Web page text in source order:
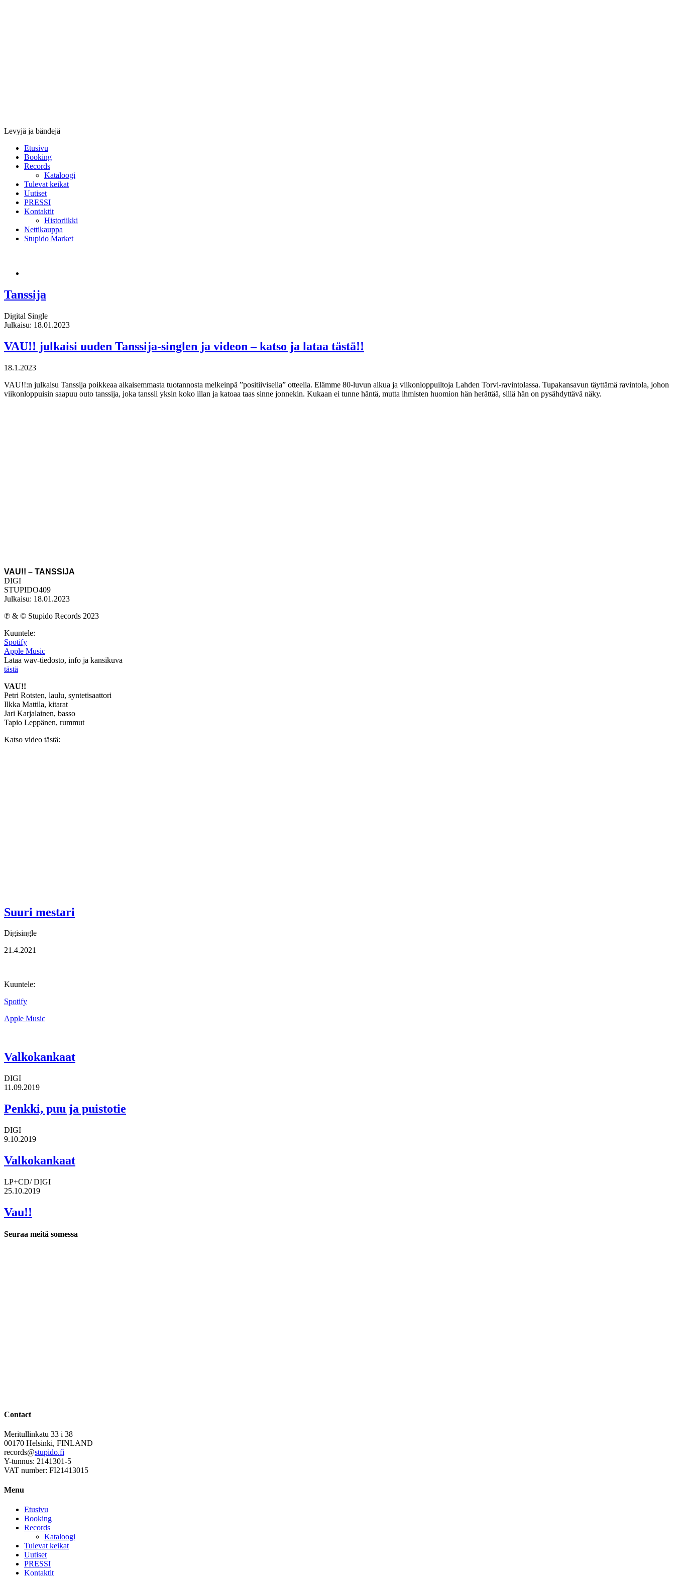
Levyjä ja bändejä
Etusivu
Booking
Records
Kataloogi
Tulevat keikat
Uutiset
PRESSI
Kontaktit
Historiikki
Nettikauppa
Stupido Market
Tanssija
Digital Single
Julkaisu: 18.01.2023
VAU!! julkaisi uuden Tanssija-singlen ja videon – katso ja lataa tästä!!
18.1.2023
VAU!!:n julkaisu Tanssija poikkeaa aikaisemmasta tuotannosta melkeinpä ”positiivisella” otteella. Elämme 80-luvun alkua ja viikonloppuiltoja Lahden Torvi-ravintolassa. Tupakansavun täyttämä ravintola, johon
viikonloppuisin saapuu outo tanssija, joka tanssii yksin koko illan ja katoaa taas sinne jonnekin. Kukaan ei tunne häntä, mutta ihmisten huomion hän herättää, sillä hän on pysähdyttävä näky.
VAU!! – TANSSIJA
DIGI
STUPIDO409
Julkaisu: 18.01.2023
℗ & © Stupido Records 2023
Kuuntele:
Spotify
Apple Music
Lataa wav-tiedosto, info ja kansikuva
tästä
VAU!!
Petri Rotsten, laulu, syntetisaattori
Ilkka Mattila, kitarat
Jari Karjalainen, basso
Tapio Leppänen, rummut
Katso video tästä:
Suuri mestari
Digisingle
21.4.2021
Kuuntele:
Spotify
Apple Music
Valkokankaat
DIGI
11.09.2019
Penkki, puu ja puistotie
DIGI
9.10.2019
Valkokankaat
LP+CD/ DIGI
25.10.2019
Vau!!
Seuraa meitä somessa
Contact
Meritullinkatu 33 i 38
00170 Helsinki, FINLAND
records@stupido.fi
Y-tunnus: 2141301-5
VAT number: FI21413015
Menu
Etusivu
Booking
Records
Kataloogi
Tulevat keikat
Uutiset
PRESSI
Kontaktit